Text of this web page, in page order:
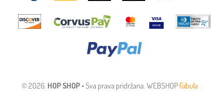
© 2026. HOP SHOP• Sva prava pridržana. WEBSHOP Fabula